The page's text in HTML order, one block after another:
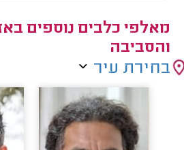
מאלפי כלבים נוספים
והסביבה
בחירת עיר